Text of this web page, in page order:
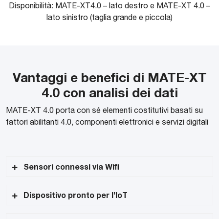
Disponibilità: MATE-XT4.0 – lato destro e MATE-XT 4.0 –
lato sinistro (taglia grande e piccola)
Vantaggi e benefici di MATE-XT
4.0 con analisi dei dati
MATE-XT 4.0 porta con sé elementi costitutivi basati su
fattori abilitanti 4.0, componenti elettronici e servizi digitali
Sensori connessi via Wifi
Fornisce dati quasi in tempo reale con un cruscotto
Dispositivo pronto per l’IoT